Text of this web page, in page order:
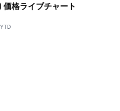
格ライブチャート
YTD